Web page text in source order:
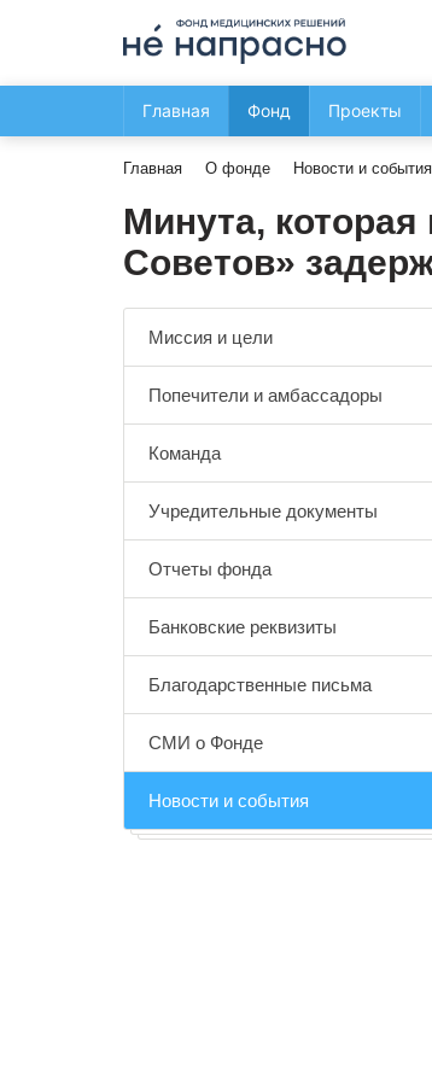
Главная Фонд Проекты
Главная О фонде Новости и события
Минута,
Советов»
Миссия и цели
Попечители и амбассадоры
Команда
Учредительные документы
Отчеты фонда
Банковские реквизиты
Благодарственные письма
СМИ о Фонде
Новости и события